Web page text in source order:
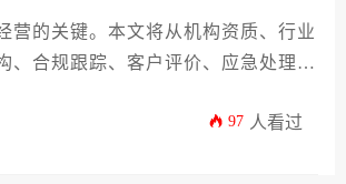
营的关键。本文将从机构资质、行业
、合规跟踪、客户评价、应急处理、
97 人看过